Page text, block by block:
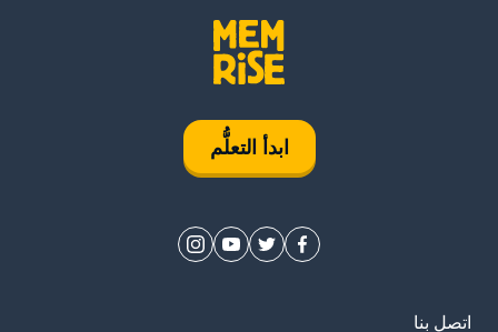
ابدأ التعلُّم
اتصل بنا